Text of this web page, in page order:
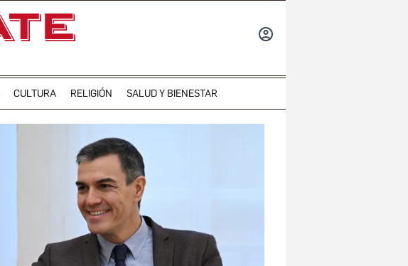
CULTURA RELIGIÓN SALUD Y BIENESTAR